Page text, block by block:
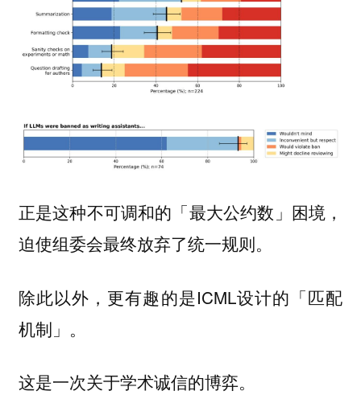
正是这种不可调和的「最大公约数」困境，
迫使组委会最终放弃了统一规则。
除此以外，更有趣的是ICML设计的「匹配
机制」。
这是一次关于学术诚信的博弈。